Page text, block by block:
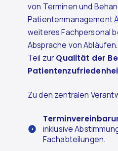
von Terminen und
Patientenmanagement
weiteres Fachpersonal
Absprache von
Teil zur Qualität der
Zu den zentralen
inklusive
Fachabteilungen.